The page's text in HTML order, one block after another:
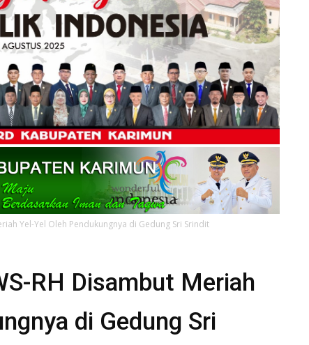
Yel-Yel Oleh Pendukungnya di Gedung Sri Srindit
RH Disambut Meriah
di Gedung Sri